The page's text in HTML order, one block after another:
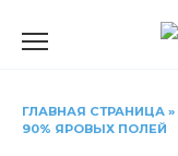
ГЛАВНАЯ СТРАНИЦА »
90% ЯРОВЫХ ПОЛЕЙ